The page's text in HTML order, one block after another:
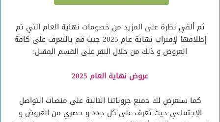
ثم ألقي نظرة على المزيد من خصومات نهاية العام التي تم
إطلاقها لإقتراب نهاية عام 2025 حيث قم بالتعرف على كافة
العروض و ذلك من خلال النقر على القسم المقبل:
عروض نهاية العام 2025
كما سنعرض لك جميع جروباتنا التالية على منصات التواصل
الإجتماعي حيث تعرف على كل جدد و حصري من العروض و